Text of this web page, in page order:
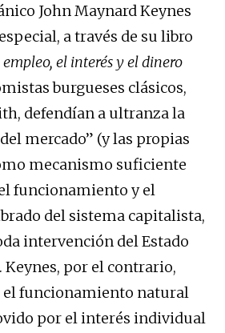
John Maynard Keynes
a través de su libro
el interés y el dinero
burgueses clásicos,
defendían a ultranza la
mercado” (y las propias
mecanismo suficiente
funcionamiento y el
del sistema capitalista,
intervención del Estado
Keynes, por el contrario,
el funcionamiento natural
por el interés individual